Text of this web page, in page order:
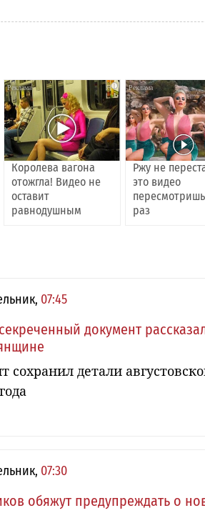
i
Королева вагона
отожгла! Видео не
оставит
равнодушным
Ржу не
это видео
раз
07:45
документ
детали
07:30
обяжут предупреждать о